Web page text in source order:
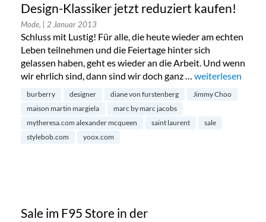
Design-Klassiker jetzt reduziert kaufen!
Mode, | 2 Januar 2013
Schluss mit Lustig! Für alle, die heute wieder am echten
Leben teilnehmen und die Feiertage hinter sich
gelassen haben, geht es wieder an die Arbeit. Und wenn
wir ehrlich sind, dann sind wir doch ganz … „Design-
weiterlesen
burberry designer diane von furstenberg
Jimmy Choo
maison martin margiela
marc by marc jacobs
mytheresa.com alexander mcqueen
saint laurent
sale
stylebob.com
yoox.com
Sale im F95 Store in der